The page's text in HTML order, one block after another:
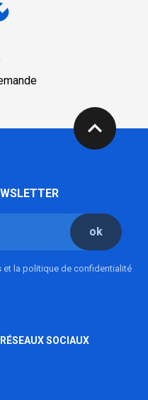
expand_less
ok
la politique de confidentialité
SOCIAUX